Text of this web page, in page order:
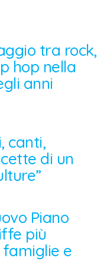
tra rock,
hop nella
anni
canti,
di un
Piano
più
e